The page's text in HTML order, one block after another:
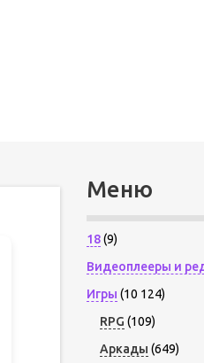
Меню
18(9)
Видеоплееры и
Игры (10 124)
RPG (109)
Аркады (649)